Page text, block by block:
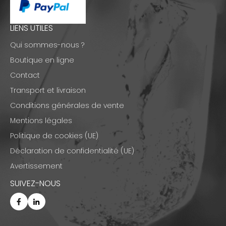
LIENS UTILES
Qui sommes-nous ?
Boutique en ligne
Contact
Transport et livraison
Conditions générales de vente
Mentions légales
Politique de cookies (UE)
Déclaration de confidentialité (UE)
Avertissement
SUIVEZ-NOUS